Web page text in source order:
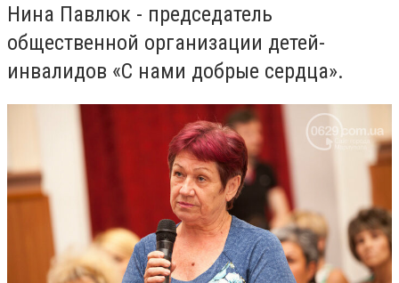
Нина Павлюк - председатель
общественной организации детей-
инвалидов «С нами добрые сердца».